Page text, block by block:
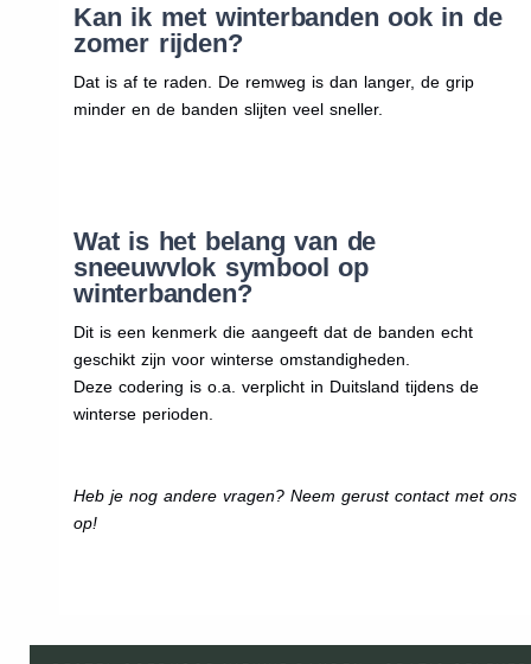
Kan ik met winterbanden ook in de
zomer rijden?
Dat is af te raden. De remweg is dan langer, de grip
minder en de banden slijten veel sneller.
Wat is het belang van de
sneeuwvlok symbool op
winterbanden?
Dit is een kenmerk die aangeeft dat de banden echt
geschikt zijn voor winterse omstandigheden.
Deze codering is o.a. verplicht in Duitsland tijdens de
winterse perioden.
Heb je nog andere vragen? Neem gerust contact met ons
op!